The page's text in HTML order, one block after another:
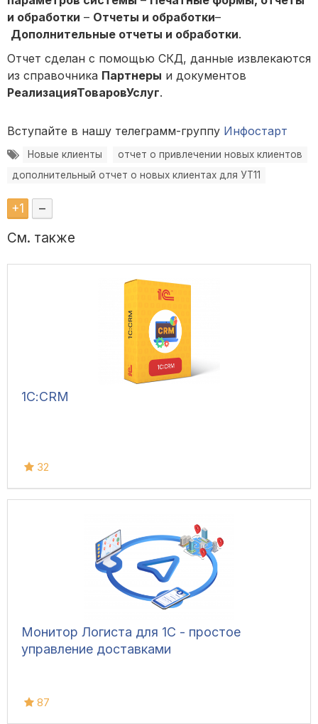
и обработки – Отчеты и обработки–
Дополнительные отчеты и обработки.
Отчет сделан с помощью СКД, данные извлекаются
из справочника Партнеры и документов
РеализацияТоваровУслуг.
Вступайте в нашу телеграмм-группу Инфостарт
Новые клиенты
отчет о привлечении новых клиентов
дополнительный отчет о новых клиентах для УТ11
+1 –
См. также
1С:CRM
32
Монитор Логиста для 1С - простое
управление доставками
87